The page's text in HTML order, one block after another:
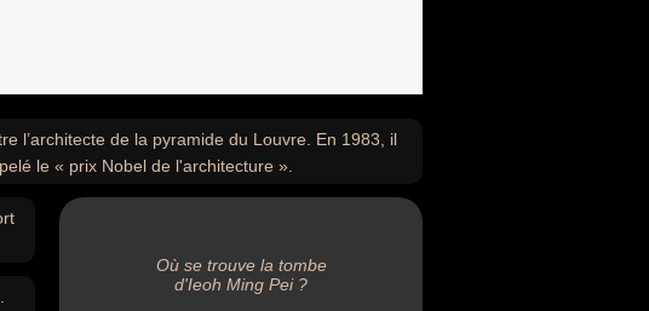
l’architecte de la pyramide du Louvre. En 1983, il
le « prix Nobel de l'architecture ».
Où se trouve la tombe
d'Ieoh Ming Pei ?